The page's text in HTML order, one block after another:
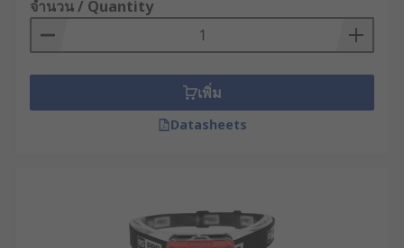
RS จำหน่ายไฟฉายคาดหัว
คุณภาพสูง ราคาคุ้มค่า จาก
แบรนด์ชั้นนำ
ที่เว็บไซต์ RS ศูนย์รวมโซลูชันด้านอุตสาหกรรมและ
แบรนด์ของเราเองอย่างRS PROโดยเราขายปลีกและ
ขายส่งไฟฉายคาดหัวทุกประเภท นอกจากนี้ เรายัง
จำนวน / Quantity
เพิ่ม
Datasheets